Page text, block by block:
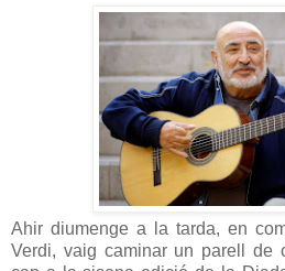
Ahir diumenge a la tarda, en
Verdi, vaig caminar un parell de